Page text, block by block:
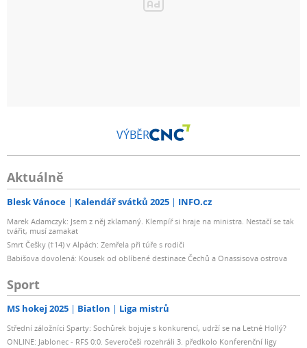
VÝBĚR
Aktuálně
Blesk Vánoce Kalendář svátků 2025 INFO.cz
Marek Adamczyk: Jsem z něj zklamaný. Klempíř si hraje na ministra. Nestačí se tak
tvářit, musí zamakat
Smrt Češky (†14) v Alpách: Zemřela při túře s rodiči
Babišova dovolená: Kousek od oblíbené destinace Čechů a Onassisova ostrova
Sport
MS hokej 2025 Biatlon Liga mistrů
Střední záložníci Sparty: Sochůrek bojuje s konkurencí, udrží se na Letné Hollý?
ONLINE: Jablonec - RFS 0:0. Severočeši rozehráli 3. předkolo Konferenční ligy